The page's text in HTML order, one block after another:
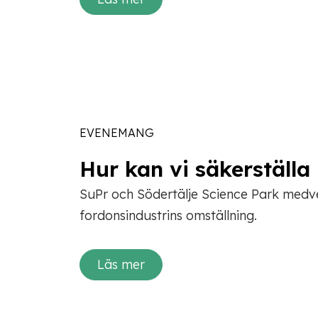
EVENEMANG
Hur kan vi
SuPr och Södertälje Science Park
fordonsindustrins omställning.
Läs mer